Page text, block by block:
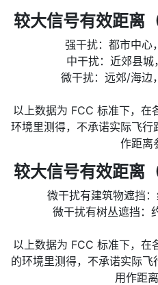
较大信号有效距离
强干扰：都市中心
中干扰：近郊县
微干扰：远郊/海边
以上数据为 FCC 标准下，在
环境里测得，不承诺实际飞行
作距离
较大信号有效距离
微干扰有建筑物遮挡
微干扰有树丛遮挡：
以上数据为 FCC 标准下，在
的环境里测得，不承诺实际
用作距离